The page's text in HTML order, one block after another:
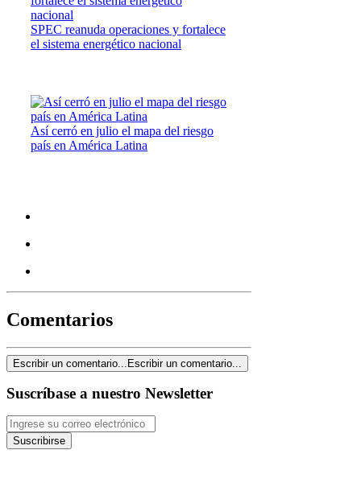
SPEC reanuda operaciones y fortalece
el sistema energético nacional
Así cerró en julio el mapa del riesgo
país en América Latina
Comentarios
Escribir un comentario... Escribir un comentario...
Suscríbase a nuestro Newsletter
Suscribirse